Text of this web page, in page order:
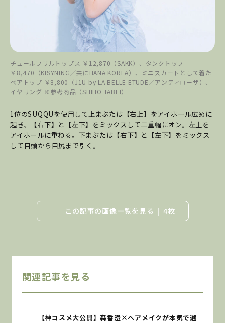
チュールフリルトップス ￥12,870（SAKK）、タンクトップ
￥8,470（KISYNING／共にHANA KOREA）、ミニスカートとして着た
ベアトップ ￥8,800（J1U by LA BELLE ETUDE／アンティローザ）、
イヤリング ※参考商品（SHIHO TABEI）
1位のSUQQUを使用して上まぶたは【右上】をアイホール広めに
起き、【右下】と【左下】をミックスして二重幅にオン。左上を
アイホールに重ねる。下まぶたは【右下】と【左下】をミックス
して目頭から目尻まで引く。
この記事の画像一覧を見る 4枚
関連記事を見る
【神コスメ大公開】森香澄×ヘアメイクが本気で選